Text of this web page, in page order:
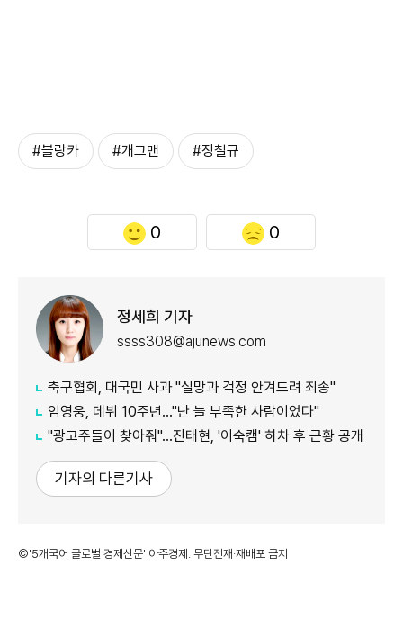
#블랑카 #개그맨 #정철규
0 0
정세희 기자
ssss308@ajunews.com
축구협회, 대국민 사과 "실망과 걱정 안겨드려 죄송"
임영웅, 데뷔 10주년…"난 늘 부족한 사람이었다"
"광고주들이 찾아줘"…진태현, '이숙캠' 하차 후 근황 공개
기자의 다른기사
©'5개국어 글로벌 경제신문' 아주경제. 무단전재·재배포 금지